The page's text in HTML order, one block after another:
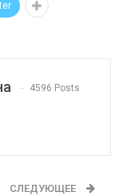
4596 Posts
СЛЕДУЮЩЕЕ